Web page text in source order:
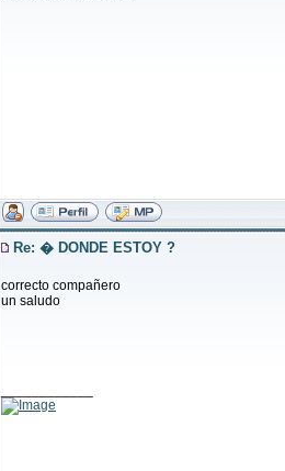
Re: � DONDE ESTOY ?
correcto compañero
un saludo